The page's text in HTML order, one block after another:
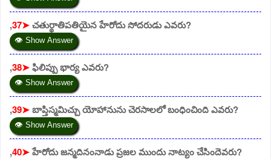
,37➤చతుర్థాతిపతియైన హేరోదు సోదరుడు ఎవరు?
👁 Show Answer
,38➤ఫిలిప్పు భార్య ఎవరు?
👁 Show Answer
,39➤బాప్తిస్మమిచ్చు యోహానును చెరసాలలో బంధించింది ఎవరు?
👁 Show Answer
,40➤హేరోదు జన్మదినంనాడు ప్రజల ముందు నాట్యం చేసిందెవరు?